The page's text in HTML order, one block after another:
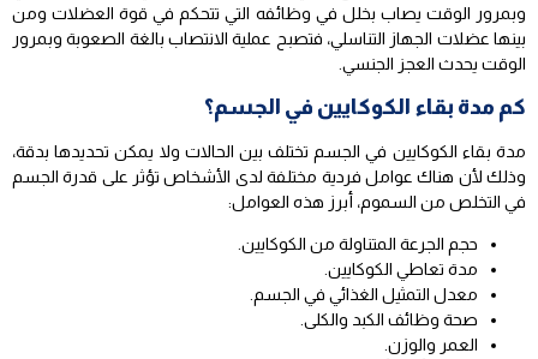
وبمرور الوقت يصاب بخلل في وظائفه التي تتحكم في قوة العضلات ومن
بينها عضلات الجهاز التناسلي، فتصبح عملية الانتصاب بالغة الصعوبة وبمرور
الوقت يحدث العجز الجنسي.
كم مدة بقاء الكوكايين في الجسم؟
مدة بقاء الكوكايين في الجسم تختلف بين الحالات ولا يمكن تحديدها بدقة،
وذلك لأن هناك عوامل فردية مختلفة لدى الأشخاص تؤثر على قدرة الجسم
في التخلص من السموم، أبرز هذه العوامل:
حجم الجرعة المتناولة من الكوكايين.
مدة تعاطي الكوكايين.
معدل التمثيل الغذائي في الجسم.
صحة وظائف الكبد والكلى.
العمر والوزن.